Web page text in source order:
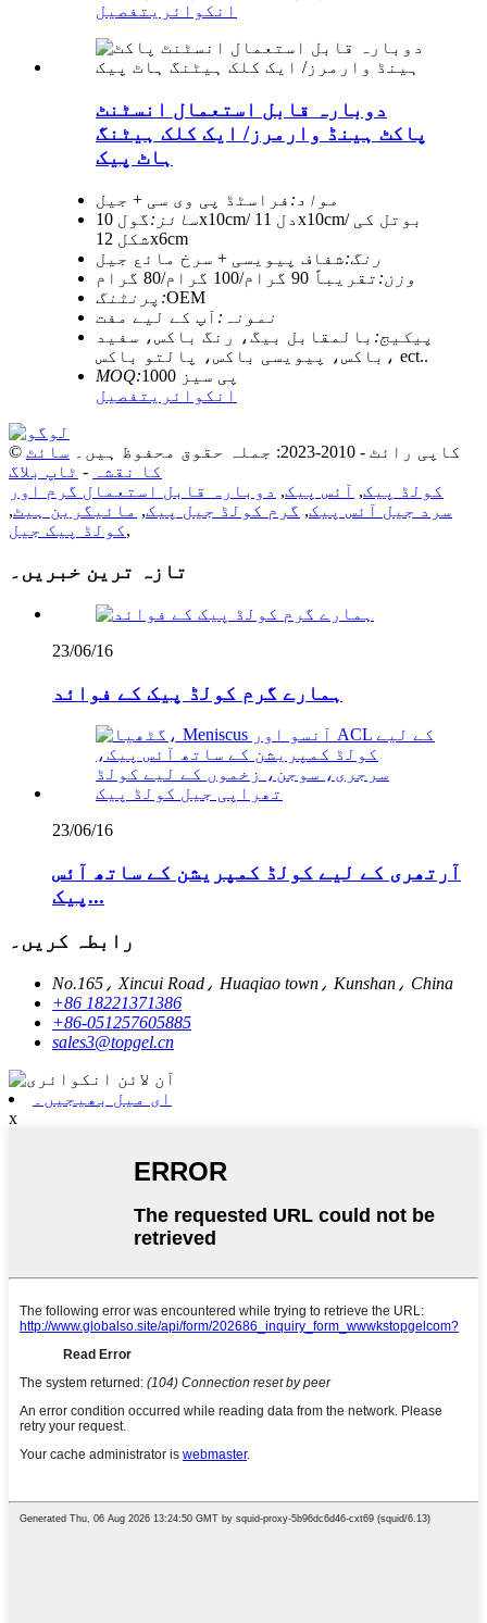
انکوائری تفصیل
دوبارہ قابل استعمال انسٹنٹ
پاکٹ ہینڈ وارمرز/ ایک کلک ہیٹنگ
ہاٹ پیک
مواد: فراسٹڈ پی وی سی + جیل
سائز:
گول 10x10cm/ دل 11x10cm/ بوتل کی
شکل 12x6cm
رنگ:شفاف پیویسی + سرخ مائع جیل
وزن: تقریباً 90 گرام/100 گرام/80 گرام
پرنٹنگ:OEM
نمونہ: آپ کے لیے مفت
پیکیج: بالمقابل بیگ، رنگ باکس، سفید
باکس، پیویسی باکس، پالتو باکس، ect..
MOQ:
1000 پی سیز
انکوائری تفصیل
© کاپی رائٹ - 2010-2023: جملہ حقوق محفوظ ہیں۔
سائٹ
کا نقشہ
- ٹاپ بلاگ
کولڈ پیک, آئس پیک, دوبارہ قابل استعمال گرم اور
سرد جیل آئس پیک, گرم کولڈ جیل پیک, مائیگرین ہیٹ,
کولڈ پیک جیل,
تازہ ترین خبریں۔
23/06/16
ہمارے گرم کولڈ پیک کے فوائد
23/06/16
آرتھری کے لیے کولڈ کمپریشن کے ساتھ آئس
پیک...
رابطہ کریں۔
No.165، Xincui Road، Huaqiao town، Kunshan، China
+86 18221371386
+86-051257605885
sales3@topgel.cn
ای میل بھیجیں۔
x